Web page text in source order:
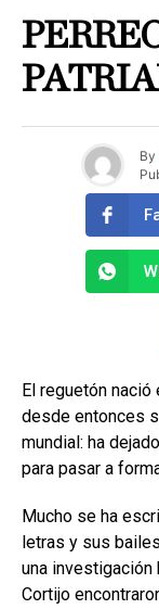
By
El reguetón
desde entonces
mundial: ha
para pasar a
Mucho se ha
letras y sus
una investigación
Cortijo